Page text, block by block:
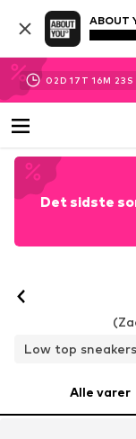
ABOUT
02D 17 T 16M 22 S
Det sidste
Low top sneakers
Alle varer